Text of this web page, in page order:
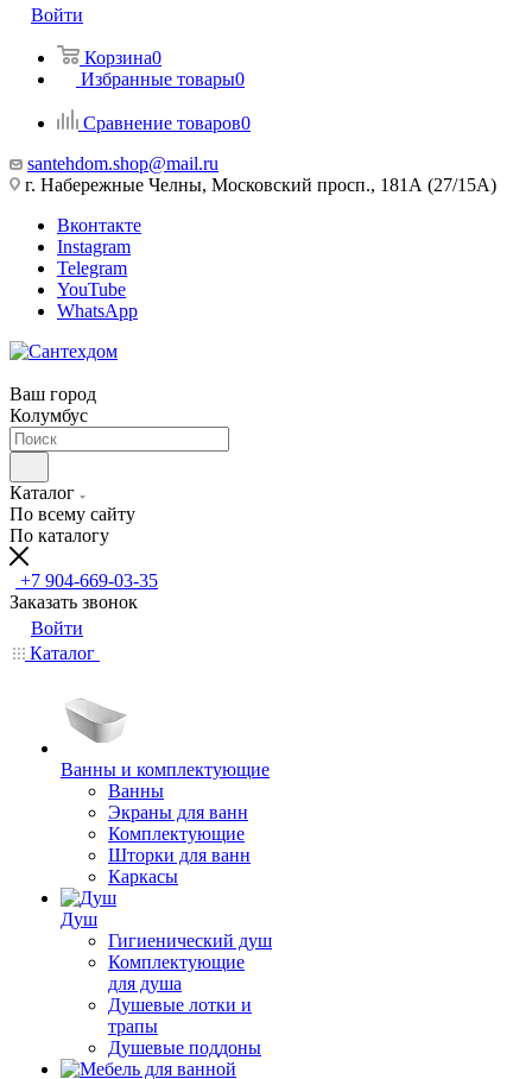
Войти
Корзина0
Избранные товары0
Сравнение товаров0
santehdom.shop@mail.ru
г. Набережные Челны, Московский просп., 181А (27/15А)
Вконтакте
Instagram
Telegram
YouTube
WhatsApp
Ваш город
Колумбус
Каталог
По всему сайту
По каталогу
+7 904-669-03-35
Заказать звонок
Войти
Каталог
Ванны и комплектующие
Ванны
Экраны для ванн
Комплектующие
Шторки для ванн
Каркасы
Душ
Гигиенический душ
Комплектующие
для душа
Душевые лотки и
трапы
Душевые поддоны